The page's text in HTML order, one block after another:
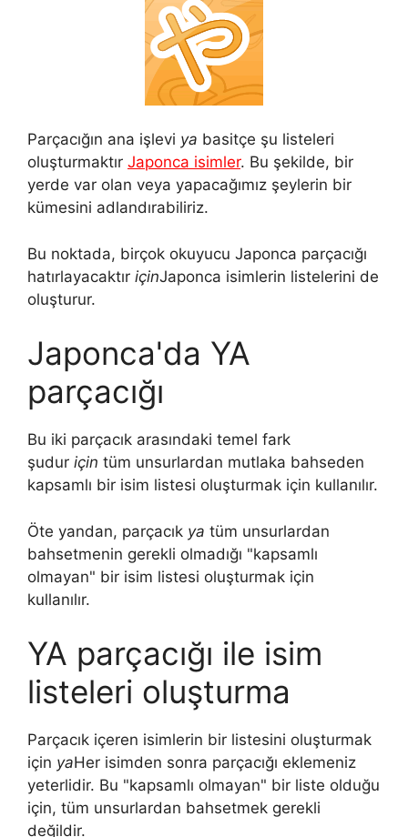
p m
e
r
e
s
t
b
o
o
k
n
k
Parçacığın ana işlevi ya basitçe şu listeleri
oluşturmaktır Japonca isimler. Bu şekilde, bir
yerde var olan veya yapacağımız şeylerin bir
kümesini adlandırabiliriz.
Bu noktada, birçok okuyucu Japonca parçacığı
hatırlayacaktır içinJaponca isimlerin listelerini de
oluşturur.
Japonca'da YA
parçacığı
Bu iki parçacık arasındaki temel fark
şudur için tüm unsurlardan mutlaka bahseden
kapsamlı bir isim listesi oluşturmak için kullanılır.
Öte yandan, parçacık ya tüm unsurlardan
bahsetmenin gerekli olmadığı "kapsamlı
olmayan" bir isim listesi oluşturmak için
kullanılır.
YA parçacığı ile isim
listeleri oluşturma
Parçacık içeren isimlerin bir listesini oluşturmak
için yaHer isimden sonra parçacığı eklemeniz
yeterlidir. Bu "kapsamlı olmayan" bir liste olduğu
için, tüm unsurlardan bahsetmek gerekli
değildir.